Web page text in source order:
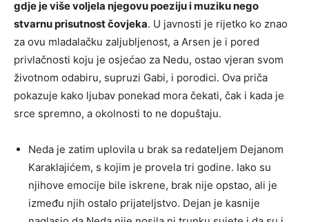
gdje je više voljela njegovu poeziju i muziku nego
stvarnu prisutnost čovjeka. U javnosti je rijetko ko znao
za ovu mladalačku zaljubljenost, a Arsen je i pored
privlačnosti koju je osjećao za Nedu, ostao vjeran svom
životnom odabiru, supruzi Gabi, i porodici. Ova priča
pokazuje kako ljubav ponekad mora čekati, čak i kada je
srce spremno, a okolnosti to ne dopuštaju.
Neda je zatim uplovila u brak sa redateljem Dejanom
Karaklajićem, s kojim je provela tri godine. Iako su
njihove emocije bile iskrene, brak nije opstao, ali je
između njih ostalo prijateljstvo. Dejan je kasnije